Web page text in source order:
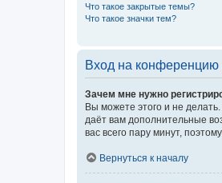
Что такое закрытые темы?
Что такое значки тем?
Вход на конференцию
Зачем мне нужно
Вы можете этого и не
даёт вам дополнительные
вас всего пару минут,
Вернуться к началу